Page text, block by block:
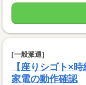
[一般派遣]
【座りシゴト×
家電の動作確認